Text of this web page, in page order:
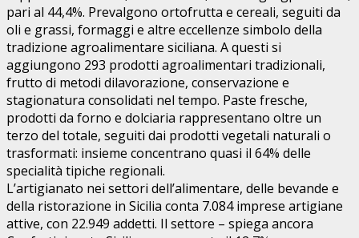
pari al 44,4%. Prevalgono ortofrutta e cereali, seguiti da
oli e grassi, formaggi e altre eccellenze simbolo della
tradizione agroalimentare siciliana. A questi si
aggiungono 293 prodotti agroalimentari tradizionali,
frutto di metodi dilavorazione, conservazione e
stagionatura consolidati nel tempo. Paste fresche,
prodotti da forno e dolciaria rappresentano oltre un
terzo del totale, seguiti dai prodotti vegetali naturali o
trasformati: insieme concentrano quasi il 64% delle
specialità tipiche regionali.
L’artigianato nei settori dell’alimentare, delle bevande e
della ristorazione in Sicilia conta 7.084 imprese artigiane
attive, con 22.949 addetti. Il settore – spiega ancora